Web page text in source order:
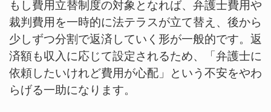
もし費用立替制度の対象となれば、弁護士費用や
裁判費用を一時的に法テラスが立て替え、後から
少しずつ分割で返済していく形が一般的です。返
済額も収入に応じて設定されるため、「弁護士に
依頼したいけれど費用が心配」という不安をやわ
らげる一助になります。